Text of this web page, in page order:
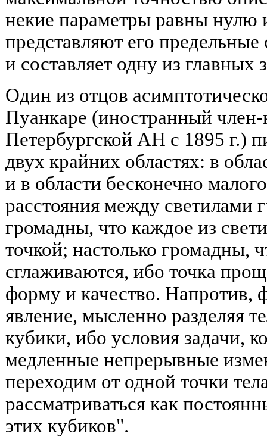
некие параметры равны нулю
представляют его
и составляет одну из главных
Один из отцов
Пуанкаре (иностранный член-
Петербургской АН с 1895 г.)
двух крайних областях: в
и в области бесконечно
расстояния между светилами
громадны, что каждое из
точкой; настолько громадны,
сглаживаются, ибо точка
форму и качество. Напротив,
явление, мысленно разделяя
кубики, ибо условия задачи,
медленные непрерывные
переходим от одной точки
рассматриваться как
этих кубиков".